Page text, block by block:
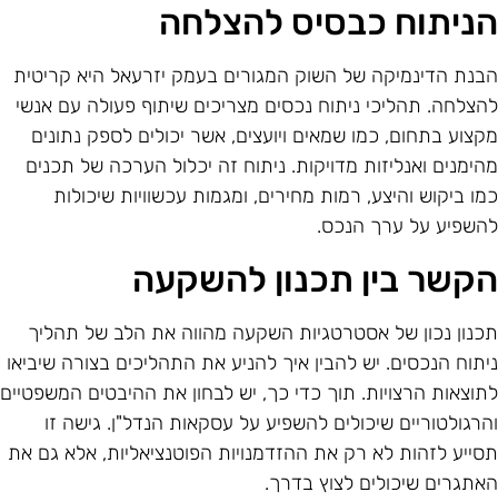
כבסיס להצלחה
הדינמיקה של השוק המגורים בעמק יזרעאל היא קריטית
תהליכי ניתוח נכסים מצריכים שיתוף פעולה עם אנשי
בתחום, כמו שמאים ויועצים, אשר יכולים לספק נתונים
ואנליזות מדויקות. ניתוח זה יכלול הערכה של תכנים
ביקוש והיצע, רמות מחירים, ומגמות עכשוויות שיכולות
על ערך הנכס.
בין תכנון להשקעה
נכון של אסטרטגיות השקעה מהווה את הלב של תהליך
הנכסים. יש להבין איך להניע את התהליכים בצורה שיביאו
הרצויות. תוך כדי כך, יש לבחון את ההיבטים המשפטיים
שיכולים להשפיע על עסקאות הנדל"ן. גישה זו
לזהות לא רק את ההזדמנויות הפוטנציאליות, אלא גם את
שיכולים לצוץ בדרך.